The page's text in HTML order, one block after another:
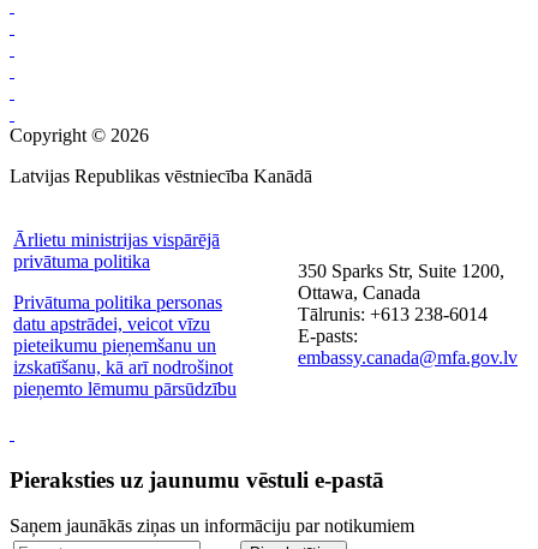
Copyright © 2026
Latvijas Republikas vēstniecība Kanādā
Ārlietu ministrijas vispārējā
privātuma politika
Privātuma politika personas
datu apstrādei, veicot vīzu
pieteikumu pieņemšanu un
izskatīšanu, kā arī nodrošinot
pieņemto lēmumu pārsūdzību
350 Sparks Str, Suite 1200,
Ottawa, Canada
Tālrunis: +613 238-6014
E-pasts:
embassy.canada@mfa.gov.lv
Pieraksties uz jaunumu vēstuli e-pastā
Saņem jaunākās ziņas un informāciju par notikumiem